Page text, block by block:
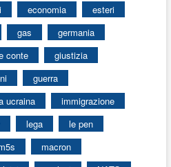
economia
esteri
gas
germania
conte
giustizia
guerra
ucraina
immigrazione
lega
le pen
macron